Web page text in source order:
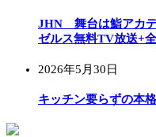
JHN 舞台は鮨アカデ
ゼルス無料TV放送+
2026年5月30日
キッチン要らずの本